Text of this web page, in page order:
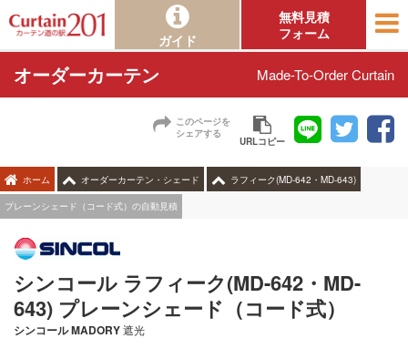
ガイド
無料見積
フォーム
オーダーカーテン Made-To-Order Curtain
このページを
シェアする
URLコピー
ホーム オーダーカーテン・シェード ラフィーク(MD-642・MD-643)
プレーンシェード（コード式）の自動見積
シンコール ラフィーク(MD-642・MD-
643) プレーンシェード（コード式）
シンコールMADORY遮光